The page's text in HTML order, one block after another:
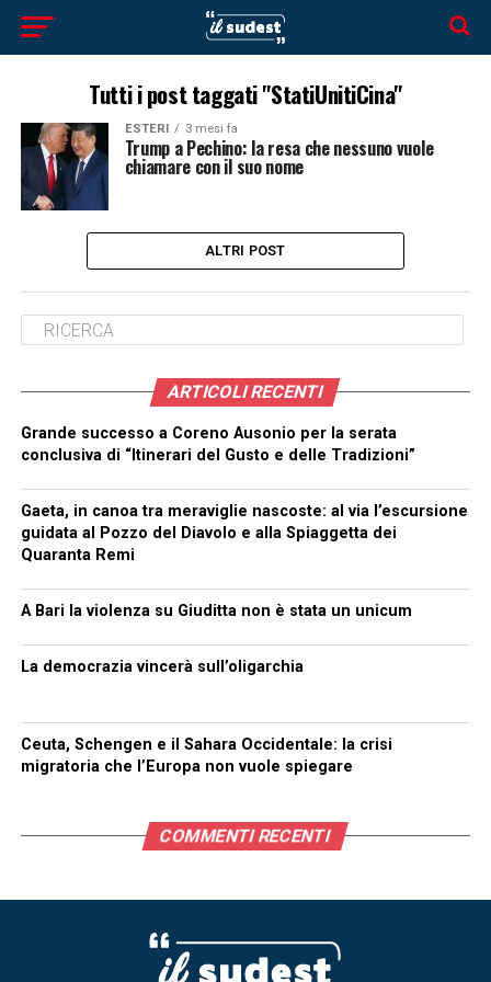
Tutti i post taggati "StatiUnitiCina"
ESTERI 3 mesi fa
Trump a Pechino: la resa che nessuno vuole
chiamare con il suo nome
ALTRI POST
ARTICOLI RECENTI
Grande successo a Coreno Ausonio per la serata
conclusiva di “Itinerari del Gusto e delle Tradizioni”
Gaeta, in canoa tra meraviglie nascoste: al via l’escursione
guidata al Pozzo del Diavolo e alla Spiaggetta dei
Quaranta Remi
A Bari la violenza su Giuditta non è stata un unicum
La democrazia vincerà sull’oligarchia
Ceuta, Schengen e il Sahara Occidentale: la crisi
migratoria che l’Europa non vuole spiegare
COMMENTI RECENTI